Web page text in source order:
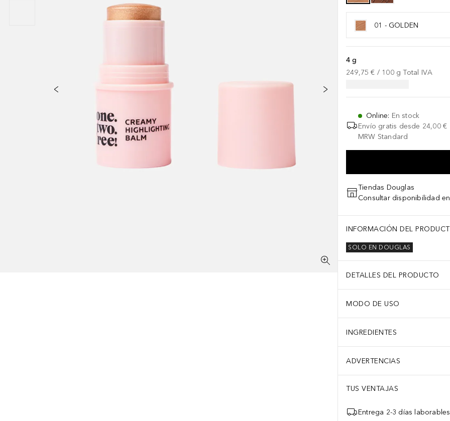
01 - GOLDEN
4 g
249,75 € / 100 g Total IVA
Online: En stock
Envío gratis desde 24,00 €
MRW Standard
Tiendas Douglas
Consultar disponibilidad
INFORMACIÓN DEL
SOLO EN DOUGLAS
DETALLES DEL PRODUCTO
MODO DE USO
INGREDIENTES
ADVERTENCIAS
TUS VENTAJAS
Entrega 2-3 días laborables